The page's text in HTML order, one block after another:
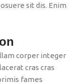
sit dis. Enim
corper integer
cras cras
fames